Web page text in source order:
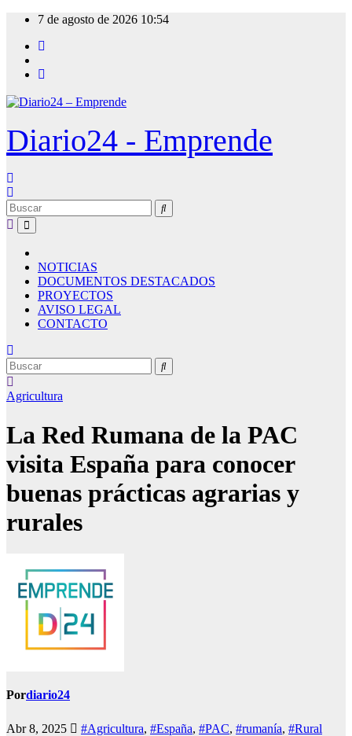
contenido
7 de agosto de 2026 10:54
Diario24 - Emprende
NOTICIAS
DOCUMENTOS DESTACADOS
PROYECTOS
AVISO LEGAL
CONTACTO
Agricultura
La Red Rumana de la PAC
visita España para conocer
buenas prácticas agrarias y
rurales
Pordiario24
Abr 8, 2025 #Agricultura, #España, #PAC, #rumanía, #Rural